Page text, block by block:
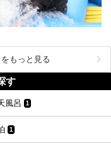
もっと見る
す
風呂 1
1